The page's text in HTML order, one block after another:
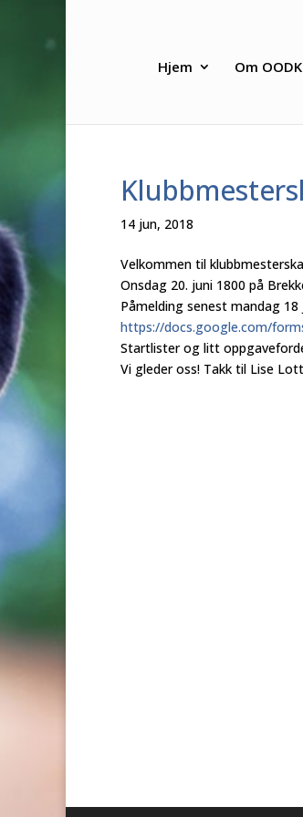
Hjem Om OODK
14 jun, 2018
Velkommen til
Onsdag 20. juni 1800 på
Påmelding senest mandag
https://docs.google.com/
Startlister og litt
Vi gleder oss! Takk til Lise